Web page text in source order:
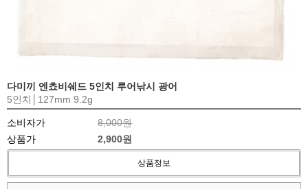
다미끼 엔쵸비쉐드 5인치 루어낚시 광어
5인치│127mm 9.2g
소비자가
8,000원
상품가
2,900원
상품정보